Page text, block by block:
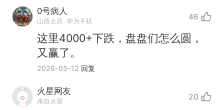
0号病人
山西太原 华为手机 46
这里4000+下跌，盘盘们怎么圆，
又赢了。
2026-05-12 回复
火星网友
来自火星 20